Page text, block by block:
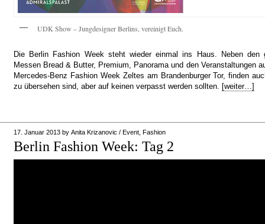
UDK Show – Jungdesigner Berlins, vereinigt Euch.
Die Berlin Fashion Week steht wieder einmal ins Haus. Neben den
Messen Bread & Butter, Premium, Panorama und den Veranstaltungen
Mercedes-Benz Fashion Week Zeltes am Brandenburger Tor, finden
zu übersehen sind, aber auf keinen verpasst werden sollten. [weiter…]
17. Januar 2013 by Anita Krizanovic / Event Fashion
Berlin Fashion Week: Tag 2